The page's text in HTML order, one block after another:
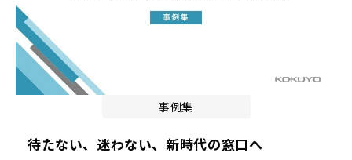
事例集
待たない、迷わない、新時代の窓口へ